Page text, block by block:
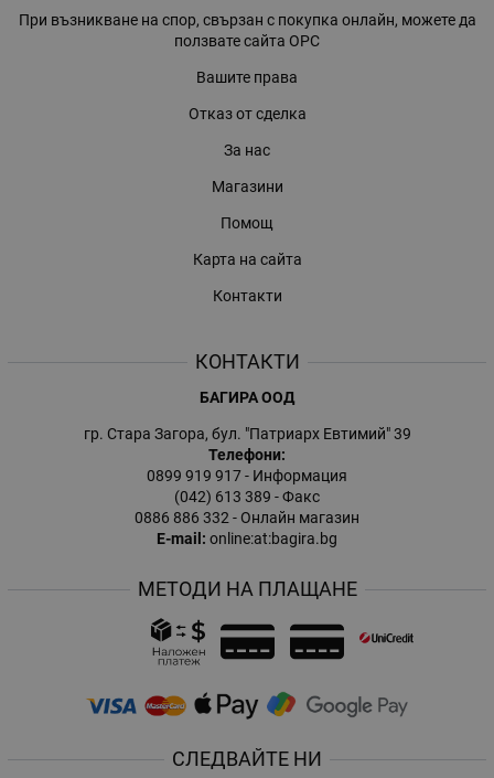
При възникване на спор, свързан с покупка онлайн, можете да
ползвате сайта ОРС
Вашите права
Отказ от сделка
За нас
Магазини
Помощ
Карта на сайта
Контакти
КОНТАКТИ
БАГИРА ООД
гр. Стара Загора, бул. "Патриарх Евтимий" 39
Телефони:
0899 919 917- Информация
(042) 613 389 - Факс
0886 886 332 - Онлайн магазин
E-mail: online:at:bagira.bg
МЕТОДИ НА ПЛАЩАНЕ
СЛЕДВАЙТЕ НИ